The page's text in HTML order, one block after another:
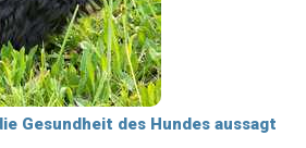
Gesundheit des Hundes aussagt